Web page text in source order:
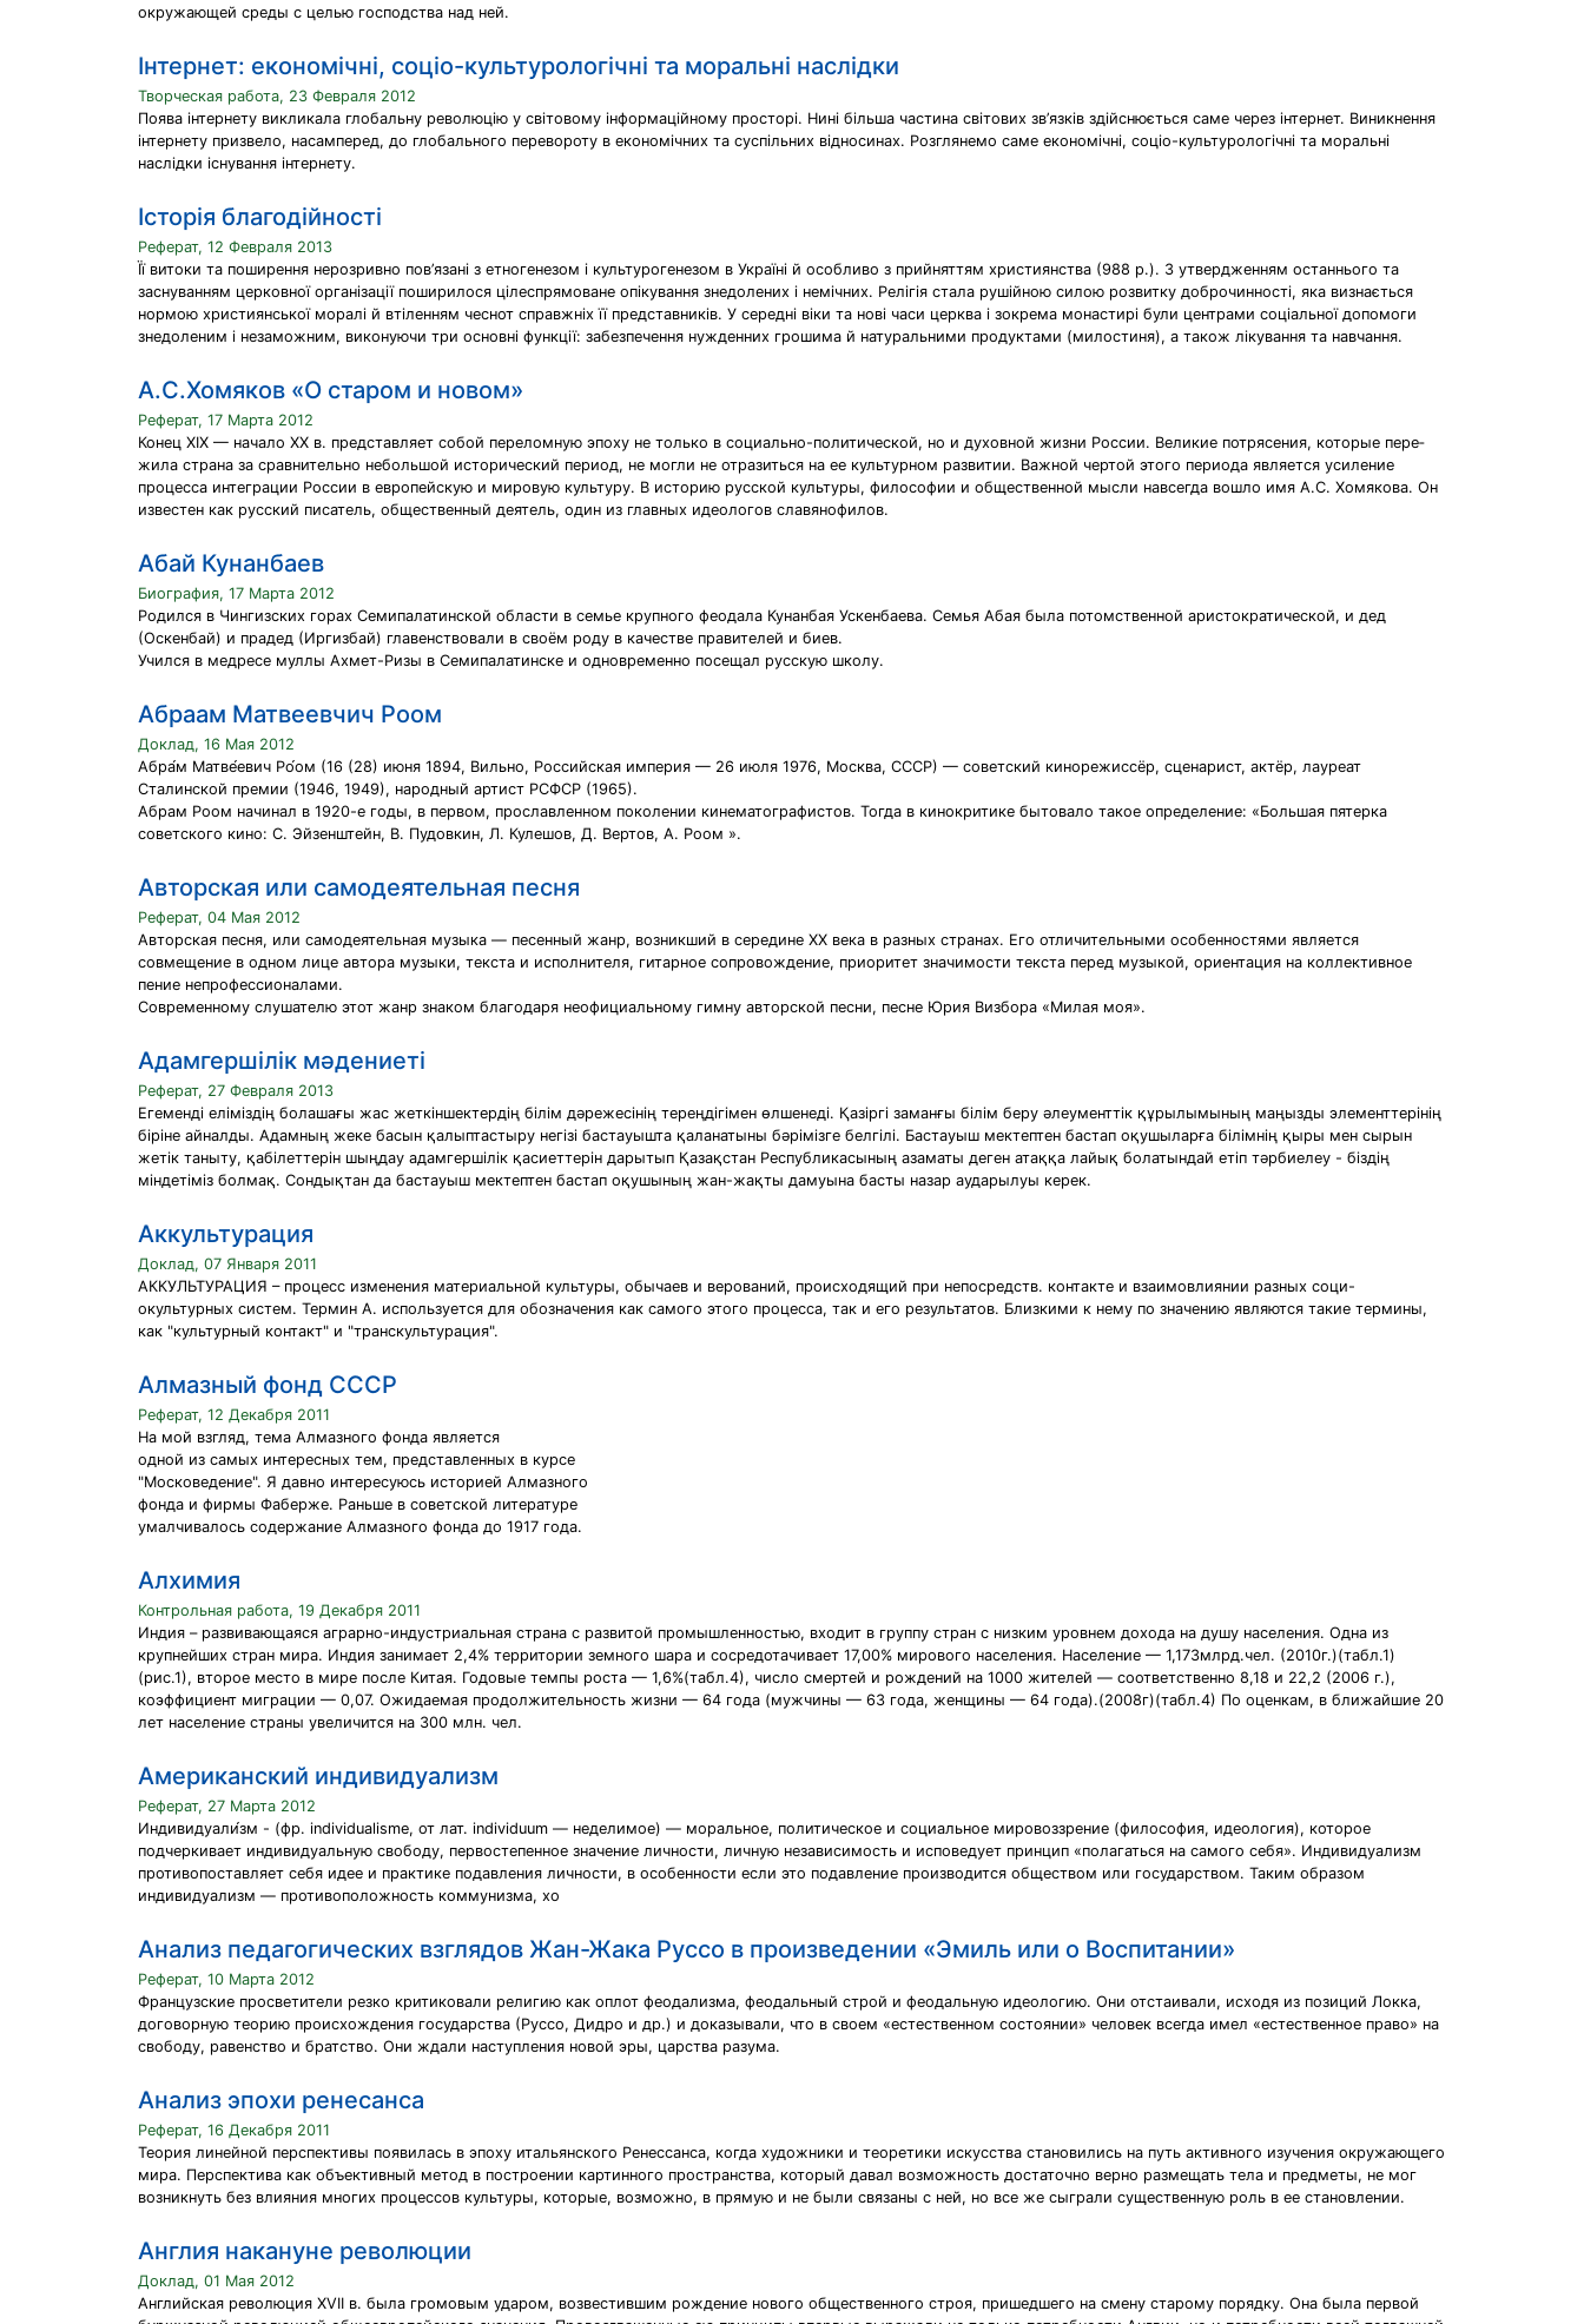
окружающей среды с целью господства над ней.
Інтернет: економічні, соціо-культурологічні та моральні наслідки
Творческая работа, 23 Февраля 2012
Поява інтернету викликала глобальну революцію у світовому інформаційному просторі. Нині більша частина світових зв’язків здійснюється саме через інтернет. Виникнення
інтернету призвело, насамперед, до глобального перевороту в економічних та суспільних відносинах. Розглянемо саме економічні, соціо-культурологічні та моральні
наслідки існування інтернету.
Історія благодійності
Реферат, 12 Февраля 2013
Її витоки та поширення нерозривно пов’язані з етногенезом і культурогенезом в Україні й особливо з прийняттям християнства (988 р.). З утвердженням останнього та
заснуванням церковної організації поширилося цілеспрямоване опікування знедолених і немічних. Релігія стала рушійною силою розвитку доброчинності, яка визнається
нормою християнської моралі й втіленням чеснот справжніх її представників. У середні віки та нові часи церква і зокрема монастирі були центрами соціальної допомоги
знедоленим і незаможним, виконуючи три основні функції: забезпечення нужденних грошима й натуральними продуктами (милостиня), а також лікування та навчання.
А.С.Хомяков «О старом и новом»
Реферат, 17 Марта 2012
Конец XIX — начало XX в. представляет собой перелом­ную эпоху не только в социально-политической, но и ду­ховной жизни России. Великие потрясения, которые пере­
жила страна за сравнительно небольшой исторический пе­риод, не могли не отразиться на ее культурном развитии. Важной чертой этого периода является усиление
процесса интеграции России в европейскую и мировую культуру. В историю русской культуры, философии и общественной мысли навсегда вошло имя А.С. Хомякова. Он
известен как русский писатель, общественный деятель, один из главных идеологов славянофилов.
Абай Кунанбаев
Биография, 17 Марта 2012
Родился в Чингизских горах Семипалатинской области в семье крупного феодала Кунанбая Ускенбаева. Семья Абая была потомственной аристократической, и дед
(Оскенбай) и прадед (Иргизбай) главенствовали в своём роду в качестве правителей и биев.
Учился в медресе муллы Ахмет-Ризы в Семипалатинске и одновременно посещал русскую школу.
Абраам Матвеевчич Роом
Доклад, 16 Мая 2012
Абра́м Матве́евич Ро́ом (16 (28) июня 1894, Вильно, Российская империя — 26 июля 1976, Москва, СССР) — советский кинорежиссёр, сценарист, актёр, лауреат
Сталинской премии (1946, 1949), народный артист РСФСР (1965).
Абрам Роом начинал в 1920-е годы, в первом, прославленном поколении кинематографистов. Тогда в кинокритике бытовало такое определение: «Большая пятерка
советского кино: С. Эйзенштейн, В. Пудовкин, Л. Кулешов, Д. Вертов, А. Роом ».
Авторская или самодеятельная песня
Реферат, 04 Мая 2012
Авторская песня, или самодеятельная музыка — песенный жанр, возникший в середине XX века в разных странах. Его отличительными особенностями является
совмещение в одном лице автора музыки, текста и исполнителя, гитарное сопровождение, приоритет значимости текста перед музыкой, ориентация на коллективное
пение непрофессионалами.
Современному слушателю этот жанр знаком благодаря неофициальному гимну авторской песни, песне Юрия Визбора «Милая моя».
Адамгершілік мәдениеті
Реферат, 27 Февраля 2013
Егемендi елiмiздiң болашағы жас жеткiншектердiң бiлiм дәрежесiнiң тереңдiгiмен өлшенедi. Қазiргi заманғы бiлiм беру әлеументтiк құрылымының маңызды элементтерiнiң
бiрiне айналды. Адамның жеке басын қалыптастыру негiзi бастауышта қаланатыны бәрiмiзге белгiлi. Бастауыш мектептен бастап оқушыларға бiлiмнiң қыры мен сырын
жетiк таныту, қабiлеттерiн шыңдау адамгершiлiк қасиеттерiн дарытып Қазақстан Республикасының азаматы деген атаққа лайық болатындай етiп тәрбиелеу - бiздiң
мiндетiмiз болмақ. Сондықтан да бастауыш мектептен бастап оқушының жан-жақты дамуына басты назар аударылуы керек.
Аккультурация
Доклад, 07 Января 2011
АККУЛЬТУРАЦИЯ – процесс изменения материальной культуры, обычаев и верований, происходящий при непосредств. контакте и взаимовлиянии разных соци-
окультурных систем. Термин А. используется для обозначения как самого этого процесса, так и его результатов. Близкими к нему по значению являются такие термины,
как "культурный контакт" и "транскультурация".
Алмазный фонд СССР
Реферат, 12 Декабря 2011
На мой взгляд, тема Алмазного фонда является
одной из самых интересных тем, представленных в курсе
"Московедение". Я давно интересуюсь историей Алмазного
фонда и фирмы Фаберже. Раньше в советской литературе
умалчивалось содержание Алмазного фонда до 1917 года.
Алхимия
Контрольная работа, 19 Декабря 2011
Индия – развивающаяся аграрно-индустриальная страна с развитой промышленностью, входит в группу стран с низким уровнем дохода на душу населения. Одна из
крупнейших стран мира. Индия занимает 2,4% территории земного шара и сосредотачивает 17,00% мирового населения. Население — 1,173млрд.чел. (2010г.)(табл.1)
(рис.1), второе место в мире после Китая. Годовые темпы роста — 1,6%(табл.4), число смертей и рождений на 1000 жителей — соответственно 8,18 и 22,2 (2006 г.),
коэффициент миграции — 0,07. Ожидаемая продолжительность жизни — 64 года (мужчины — 63 года, женщины — 64 года).(2008г)(табл.4) По оценкам, в ближайшие 20
лет население страны увеличится на 300 млн. чел.
Американский индивидуализм
Реферат, 27 Марта 2012
Индивидуали́зм - (фр. individualisme, от лат. individuum — неделимое) — моральное, политическое и социальное мировоззрение (философия, идеология), которое
подчеркивает индивидуальную свободу, первостепенное значение личности, личную независимость и исповедует принцип «полагаться на самого себя». Индивидуализм
противопоставляет себя идее и практике подавления личности, в особенности если это подавление производится обществом или государством. Таким образом
индивидуализм — противоположность коммунизма, хо
Анализ педагогических взглядов Жан-Жака Руссо в произведении «Эмиль или о Воспитании»
Реферат, 10 Марта 2012
Французские просветители резко критиковали религию как оплот феодализма, феодальный строй и феодальную идеологию. Они отстаивали, исходя из позиций Локка,
договорную теорию происхождения государства (Руссо, Дидро и др.) и доказывали, что в своем «естественном состоянии» человек всегда имел «естественное право» на
свободу, равенство и братство. Они ждали наступления новой эры, царства разума.
Анализ эпохи ренесанса
Реферат, 16 Декабря 2011
Теория линейной перспективы появилась в эпоху итальянского Ренессанса, когда художники и теоретики искусства становились на путь активного изучения окружающего
мира. Перспектива как объективный метод в построении картинного пространства, который давал возможность достаточно верно размещать тела и предметы, не мог
возникнуть без влияния многих процессов культуры, которые, возможно, в прямую и не были связаны с ней, но все же сыграли существенную роль в ее становлении.
Англия накануне революции
Доклад, 01 Мая 2012
Английская революция XVII в. была громовым ударом, возвестившим рождение нового общественного строя, пришедшего на смену старому порядку. Она была первой